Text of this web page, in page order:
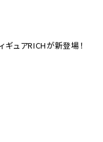
ギュアRICHが新登場！